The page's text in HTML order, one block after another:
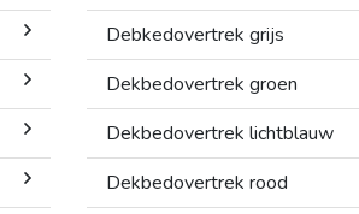
Debkedovertrek grijs
Dekbedovertrek groen
Dekbedovertrek lichtblauw
Dekbedovertrek rood